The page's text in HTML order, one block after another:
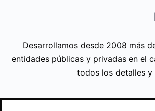
Desarrollamos desde 2008 más
entidades públicas y privadas en el
todos los detalles y